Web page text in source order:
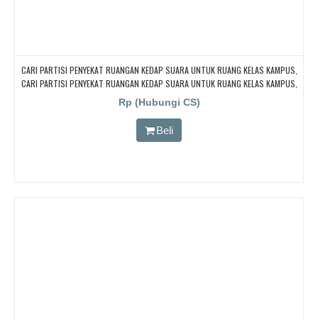
CARI PARTISI PENYEKAT RUANGAN KEDAP SUARA UNTUK RUANG KELAS KAMPUS,
CARI PARTISI PENYEKAT RUANGAN KEDAP SUARA UNTUK RUANG KELAS KAMPUS,
CARI PARTISI PENYEKAT RUANGAN KEDAP SUARA UNTUK RUANG KELAS KAMPUS,
CARI PARTISI PENYEKAT RUANGAN KEDAP SUARA UNTUK RUANG KELAS KAMPUS,
CARI PARTISI PENYEKAT RUANGAN KEDAP SUARA UNTUK RUANG KELAS KAMPUS
Rp (Hubungi CS)
Beli